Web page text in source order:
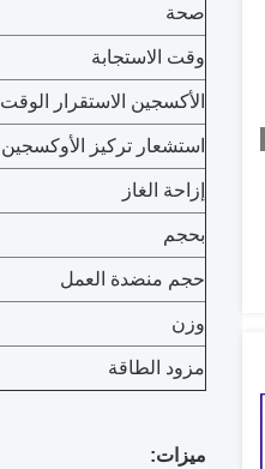
صحة
وقت الاستجابة
الأكسجين الاستقرار الوقت
استشعار تركيز الأوكسجين
إزاحة الغاز
بحجم
حجم منضدة العمل
وزن
مزود الطاقة
ميزات: